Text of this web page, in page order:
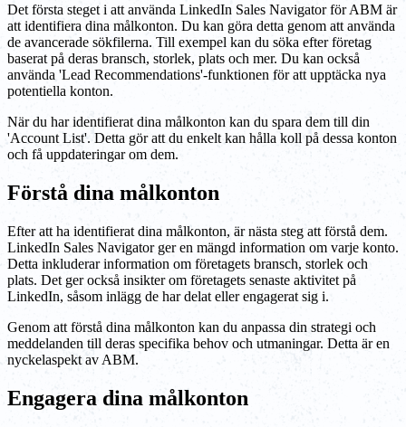
Det första steget i att använda LinkedIn Sales Navigator för ABM är
att identifiera dina målkonton. Du kan göra detta genom att använda
de avancerade sökfilerna. Till exempel kan du söka efter företag
baserat på deras bransch, storlek, plats och mer. Du kan också
använda 'Lead Recommendations'-funktionen för att upptäcka nya
potentiella konton.
När du har identifierat dina målkonton kan du spara dem till din
'Account List'. Detta gör att du enkelt kan hålla koll på dessa konton
och få uppdateringar om dem.
Förstå dina målkonton
Efter att ha identifierat dina målkonton, är nästa steg att förstå dem.
LinkedIn Sales Navigator ger en mängd information om varje konto.
Detta inkluderar information om företagets bransch, storlek och
plats. Det ger också insikter om företagets senaste aktivitet på
LinkedIn, såsom inlägg de har delat eller engagerat sig i.
Genom att förstå dina målkonton kan du anpassa din strategi och
meddelanden till deras specifika behov och utmaningar. Detta är en
nyckelaspekt av ABM.
Engagera dina målkonton